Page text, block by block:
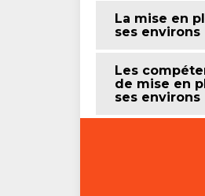
La mise en
ses environs
Les
de mise en
ses environs